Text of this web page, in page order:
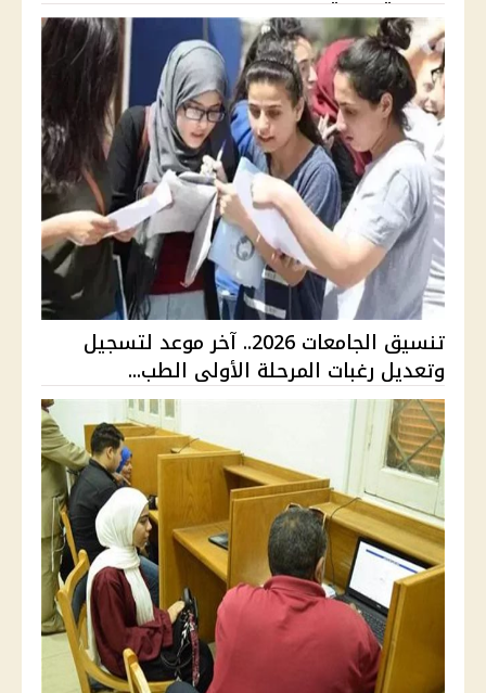
تنسيق الجامعات 2026.. آخر موعد لتسجيل
وتعديل رغبات المرحلة الأولى الطب...